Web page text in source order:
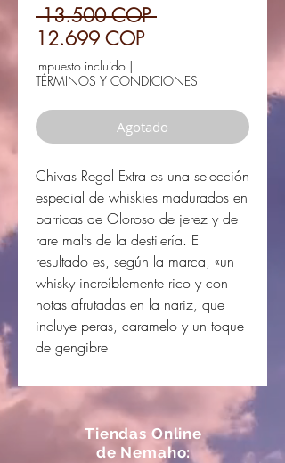
13.500 COP Precio
12.699 COPPrecio
oferta
Impuesto incluido |
TÉRMINOS Y CONDICIONES
Agotado
Chivas Regal Extra es una selección
especial de whiskies madurados en
barricas de Oloroso de jerez y de
rare malts de la destilería. El
resultado es, según la marca, «un
whisky increíblemente rico y con
notas afrutadas en la nariz, que
incluye peras, caramelo y un toque
de gengibre
Tiendas Online
de Nemaho: